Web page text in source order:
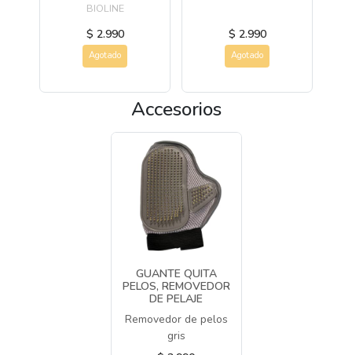
BIOLINE
$ 2.990
Agotado
$ 2.990
Agotado
Accesorios
GUANTE QUITA
PELOS, REMOVEDOR
DE PELAJE
Removedor de pelos
gris